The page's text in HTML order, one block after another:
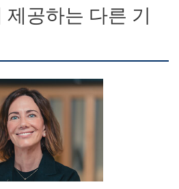
공하는 다른 기